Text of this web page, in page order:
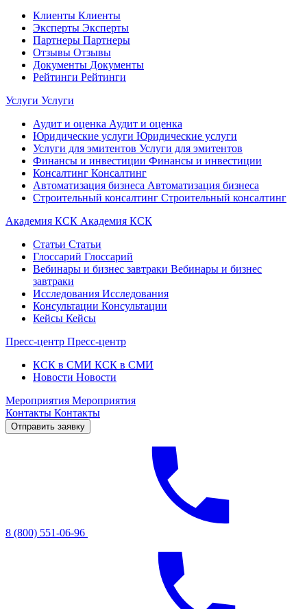
Клиенты Клиенты
Эксперты Эксперты
Партнеры Партнеры
Отзывы Отзывы
Документы Документы
Рейтинги Рейтинги
Услуги Услуги
Аудит и оценка Аудит и оценка
Юридические услуги Юридические услуги
Услуги для эмитентов Услуги для эмитентов
Финансы и инвестиции Финансы и инвестиции
Консалтинг Консалтинг
Автоматизация бизнеса Автоматизация бизнеса
Строительный консалтинг Строительный консалтинг
Академия КСК Академия КСК
Статьи Статьи
Глоссарий Глоссарий
Вебинары и бизнес завтраки Вебинары и бизнес
завтраки
Исследования Исследования
Консультации Консультации
Кейсы Кейсы
Пресс-центр Пресс-центр
КСК в СМИ КСК в СМИ
Новости Новости
Мероприятия Мероприятия
Контакты Контакты
Отправить заявку
8 (800) 551-06-96